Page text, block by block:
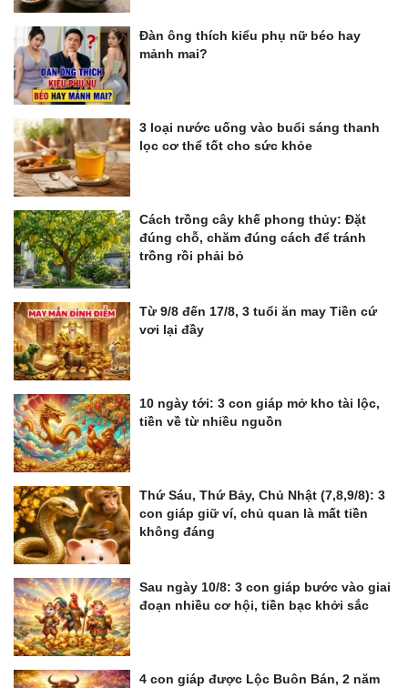
Đàn ông thích kiểu phụ nữ béo hay
mảnh mai?
3 loại nước uống vào buổi sáng thanh
lọc cơ thể tốt cho sức khỏe
Cách trồng cây khế phong thủy: Đặt
đúng chỗ, chăm đúng cách để tránh
trồng rồi phải bỏ
Từ 9/8 đến 17/8, 3 tuổi ăn may Tiền cứ
vơi lại đầy
10 ngày tới: 3 con giáp mở kho tài lộc,
tiền về từ nhiều nguồn
Thứ Sáu, Thứ Bảy, Chủ Nhật (7,8,9/8): 3
con giáp giữ ví, chủ quan là mất tiền
không đáng
Sau ngày 10/8: 3 con giáp bước vào giai
đoạn nhiều cơ hội, tiền bạc khởi sắc
4 con giáp được Lộc Buôn Bán, 2 năm